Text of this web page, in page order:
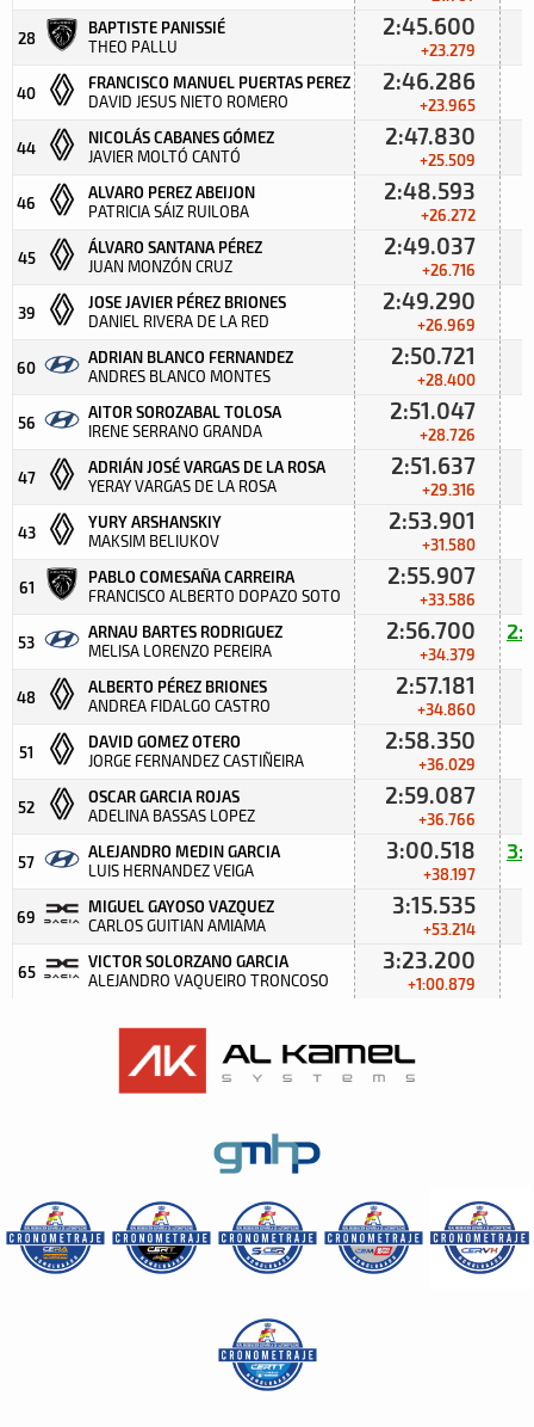
28
BAPTISTE PANISSIÉ
THEO PALLU
2:45.600
+23.279
40
FRANCISCO MANUEL PUERTAS PEREZ
DAVID JESUS NIETO ROMERO
2:46.286
+23.965
44
NICOLÁS CABANES GÓMEZ
JAVIER MOLTÓ CANTÓ
2:47.830
+25.509
46
ALVARO PEREZ ABEIJON
PATRICIA SÁIZ RUILOBA
2:48.593
+26.272
45
ÁLVARO SANTANA PÉREZ
JUAN MONZÓN CRUZ
2:49.037
+26.716
39
JOSE JAVIER PÉREZ BRIONES
DANIEL RIVERA DE LA RED
2:49.290
+26.969
60
ADRIAN BLANCO FERNANDEZ
ANDRES BLANCO MONTES
2:50.721
+28.400
56
AITOR SOROZABAL TOLOSA
IRENE SERRANO GRANDA
2:51.047
+28.726
47
ADRIÁN JOSÉ VARGAS DE LA ROSA
YERAY VARGAS DE LA ROSA
2:51.637
+29.316
43
YURY ARSHANSKIY
MAKSIM BELIUKOV
2:53.901
+31.580
61
PABLO COMESAÑA CARREIRA
FRANCISCO ALBERTO DOPAZO SOTO
2:55.907
+33.586
53
ARNAU BARTES RODRIGUEZ
MELISA LORENZO PEREIRA
2:56.700
+34.379
48
ALBERTO PÉREZ BRIONES
ANDREA FIDALGO CASTRO
2:57.181
+34.860
51
DAVID GOMEZ OTERO
JORGE FERNANDEZ CASTIÑEIRA
2:58.350
+36.029
52
OSCAR GARCIA ROJAS
ADELINA BASSAS LOPEZ
2:59.087
+36.766
57
ALEJANDRO MEDIN GARCIA
LUIS HERNANDEZ VEIGA
3:00.518
+38.197
69
MIGUEL GAYOSO VAZQUEZ
CARLOS GUITIAN AMIAMA
3:15.535
+53.214
65
VICTOR SOLORZANO GARCIA
ALEJANDRO VAQUEIRO TRONCOSO
3:23.200
+1:00.879